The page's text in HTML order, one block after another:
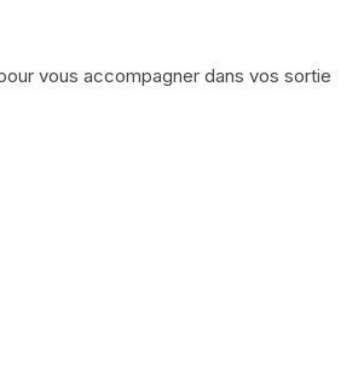
vous accompagner dans vos sortie